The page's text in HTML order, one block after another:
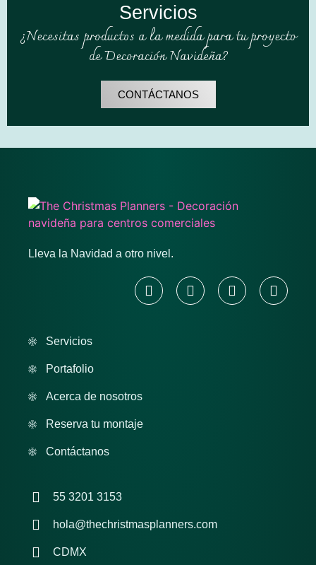
Servicios
¿Necesitas productos a la medida para tu proyecto
de Decoración Navideña?
CONTÁCTANOS
Lleva la Navidad a otro nivel.
Servicios
Portafolio
Acerca de nosotros
Reserva tu montaje
Contáctanos
55 3201 3153
hola@thechristmasplanners.com
CDMX